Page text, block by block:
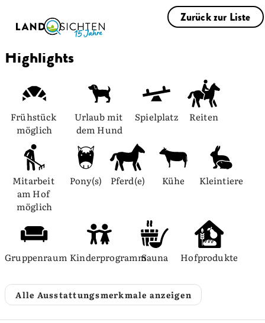
Zurück zur Liste
Highlights
Frühstück
möglich
Urlaub mit
dem Hund
Spielplatz Reiten
Mitarbeit
am Hof
möglich
Pony(s) Pferd(e) Kühe Kleintiere
Gruppenraum KinderprogrammSauna Hofprodukte
Alle Ausstattungsmerkmale anzeigen